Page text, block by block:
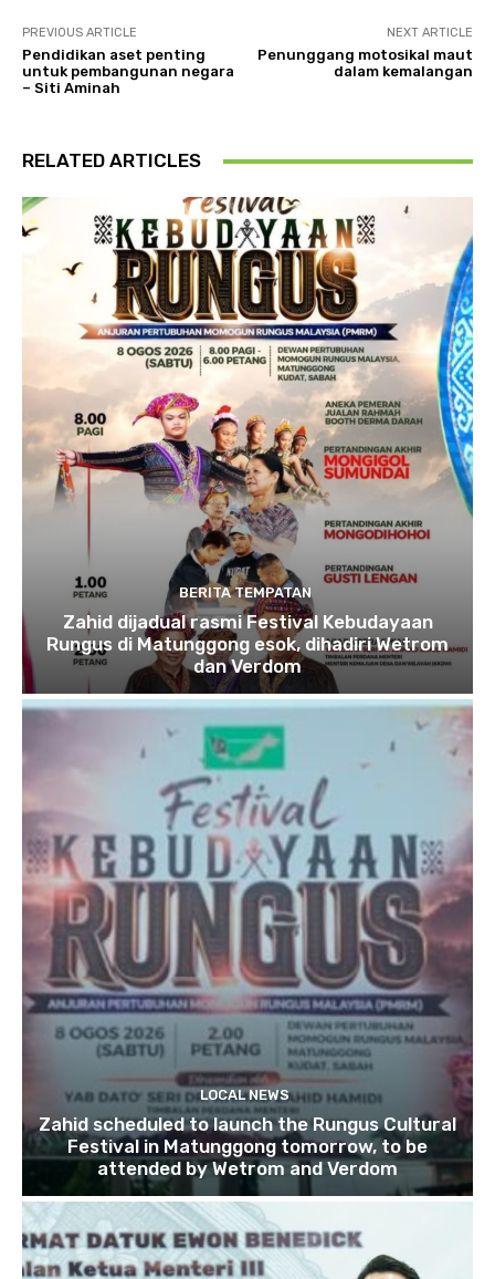
PREVIOUS ARTICLE
Pendidikan aset penting
untuk pembangunan negara
– Siti Aminah
NEXT ARTICLE
Penunggang motosikal maut
dalam kemalangan
RELATED ARTICLES
BERITA TEMPATAN
Zahid dijadual rasmi Festival Kebudayaan
Rungus di Matunggong esok, dihadiri Wetrom
dan Verdom
LOCAL NEWS
Zahid scheduled to launch the Rungus Cultural
Festival in Matunggong tomorrow, to be
attended by Wetrom and Verdom